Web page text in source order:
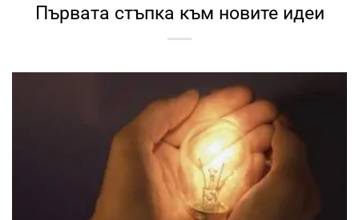
Първата стъпка към новите идеи